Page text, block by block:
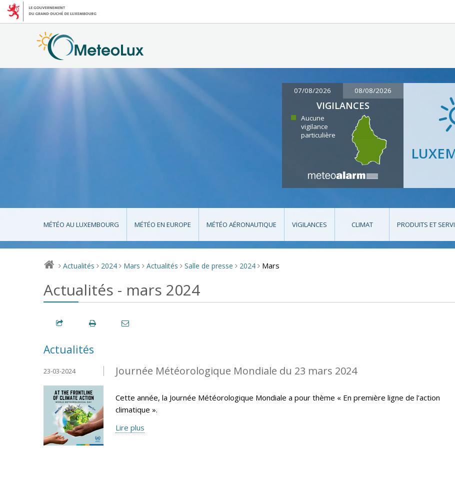
07/08/2026 08/08/2026
VIGILANCES
Aucune
vigilance
particulière
MÉTÉO AU LUXEMBOURG MÉTÉO EN EUROPE MÉTÉO AÉRONAUTIQUE VIGILANCES CLIMAT PRODUITS ET
> Actualités > 2024 > Mars > Actualités > Salle de presse > 2024 > Mars
Actualités - mars 2024
Actualités
Journée Météorologique Mondiale du 23 mars 2024
23-03-2024
Cette année, la Journée Météorologique Mondiale a pour thème « En première ligne de l’action
climatique ».
Lire plus